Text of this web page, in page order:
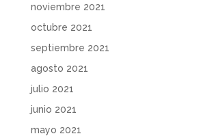
noviembre 2021
octubre 2021
septiembre 2021
agosto 2021
julio 2021
junio 2021
mayo 2021